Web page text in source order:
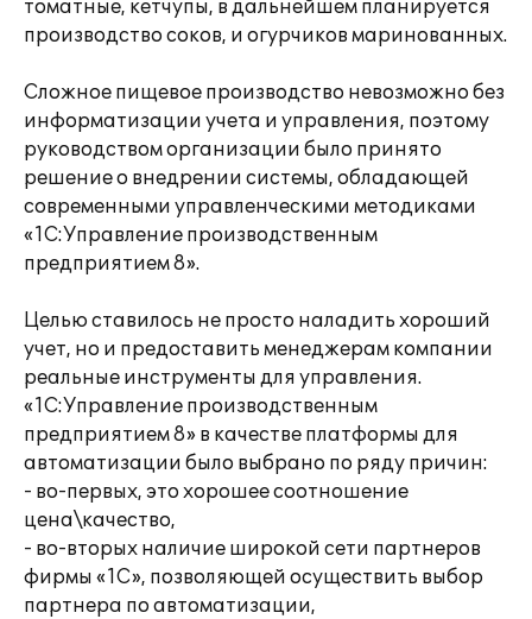
томатные, кетчупы, в дальнейшем планируется
производство соков, и огурчиков маринованных.
Сложное пищевое производство невозможно без
информатизации учета и управления, поэтому
руководством организации было принято
решение о внедрении системы, обладающей
современными управленческими методиками
«1С:Управление производственным
предприятием 8».
Целью ставилось не просто наладить хороший
учет, но и предоставить менеджерам компании
реальные инструменты для управления.
«1С:Управление производственным
предприятием 8» в качестве платформы для
автоматизации было выбрано по ряду причин:
- во-первых, это хорошее соотношение
цена\качество,
- во-вторых наличие широкой сети партнеров
фирмы «1С», позволяющей осуществить выбор
партнера по автоматизации,